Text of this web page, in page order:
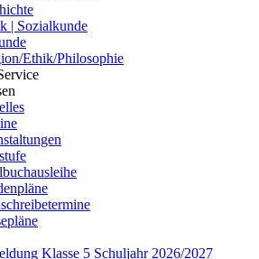
| Sozialkunde
Ethik/Philosophie
Klasse 5 Schuljahr 2026/2027